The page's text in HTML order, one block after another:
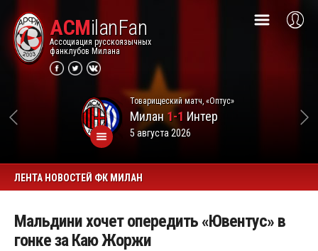
ACMilanFan
Ассоциация русскоязычных
фанклубов Милана
Товарищеский матч, «Оптус»
Милан1-1 Интер
5 августа 2026
ЛЕНТА НОВОСТЕЙ ФК МИЛАН
Мальдини хочет опередить «Ювентус» в
гонке за Каю Жоржи